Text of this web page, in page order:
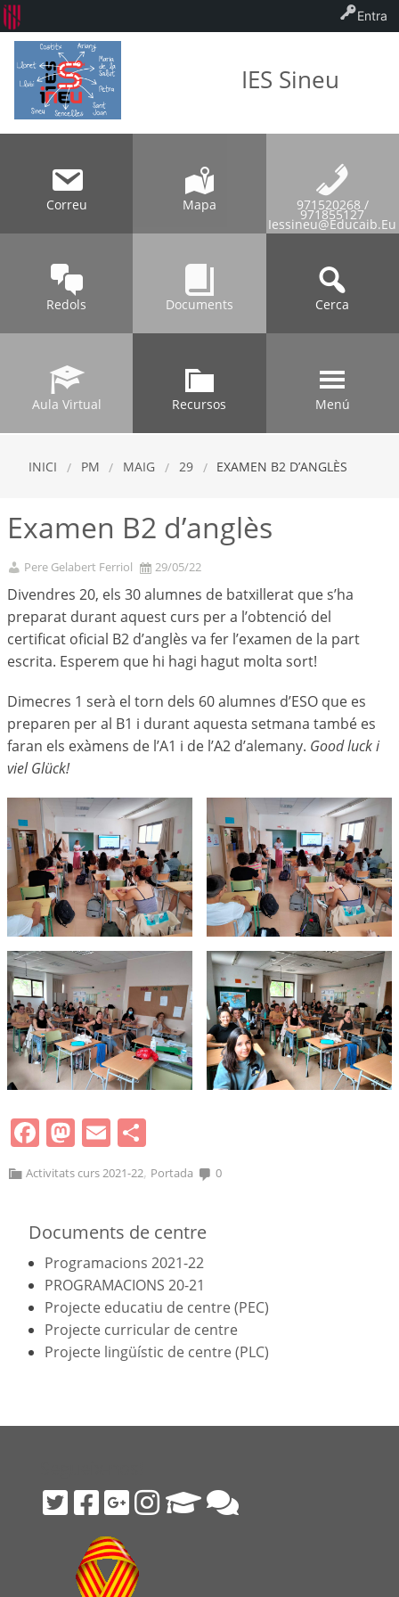
IES Sineu
Correu Mapa 971520268 /
971855127
Iessineu@educaib.eu
Redols Documents Cerca
Aula Virtual Recursos Menú
INICI PM MAIG 29 EXAMEN B2 D’ANGLÈS
Examen B2 d’anglès
Pere Gelabert Ferriol 29/05/22
Divendres 20, els 30 alumnes de batxillerat que s’ha
preparat durant aquest curs per a l’obtenció del
certificat oficial B2 d’anglès va fer l’examen de la part
escrita. Esperem que hi hagi hagut molta sort!
Dimecres 1 serà el torn dels 60 alumnes d’ESO que es
preparen per al B1 i durant aquesta setmana també es
faran els exàmens de l’A1 i de l’A2 d’alemany. Good luck i
viel Glück!
Facebook
Mastodon
Email
Activitats curs 2021-22, Portada 0
Documents de centre
Programacions 2021-22
PROGRAMACIONS 20-21
Projecte educatiu de centre (PEC)
Projecte curricular de centre
Projecte lingüístic de centre (PLC)
Entra